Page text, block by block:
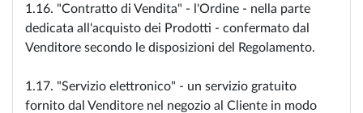
1.16. "Contratto di Vendita" - l'Ordine - nella parte
dedicata all'acquisto dei Prodotti - confermato dal
Venditore secondo le disposizioni del Regolamento.
1.17. "Servizio elettronico" - un servizio gratuito
fornito dal Venditore nel negozio al Cliente in modo